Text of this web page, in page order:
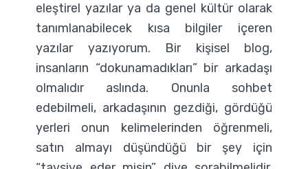
eleştirel yazılar ya da genel kültür olarak
tanımlanabilecek kısa bilgiler içeren
yazılar yazıyorum. Bir kişisel blog,
insanların “dokunamadıkları” bir arkadaşı
olmalıdır aslında. Onunla sohbet
edebilmeli, arkadaşının gezdiği, gördüğü
yerleri onun kelimelerinden öğrenmeli,
satın almayı düşündüğü bir şey için